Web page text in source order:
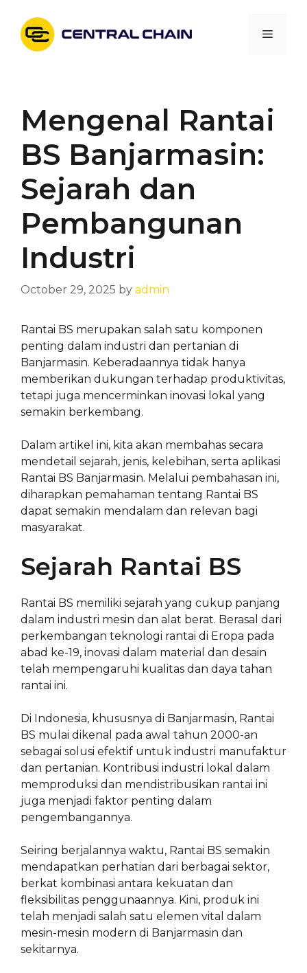
content
Menu
Mengenal Rantai
BS Banjarmasin:
Sejarah dan
Pembangunan
Industri
October 29, 2025 by admin
Rantai BS merupakan salah satu komponen
penting dalam industri dan pertanian di
Banjarmasin. Keberadaannya tidak hanya
memberikan dukungan terhadap produktivitas,
tetapi juga mencerminkan inovasi lokal yang
semakin berkembang.
Dalam artikel ini, kita akan membahas secara
mendetail sejarah, jenis, kelebihan, serta aplikasi
Rantai BS Banjarmasin. Melalui pembahasan ini,
diharapkan pemahaman tentang Rantai BS
dapat semakin mendalam dan relevan bagi
masyarakat.
Sejarah Rantai BS
Rantai BS memiliki sejarah yang cukup panjang
dalam industri mesin dan alat berat. Berasal dari
perkembangan teknologi rantai di Eropa pada
abad ke-19, inovasi dalam material dan desain
telah mempengaruhi kualitas dan daya tahan
rantai ini.
Di Indonesia, khususnya di Banjarmasin, Rantai
BS mulai dikenal pada awal tahun 2000-an
sebagai solusi efektif untuk industri manufaktur
dan pertanian. Kontribusi industri lokal dalam
memproduksi dan mendistribusikan rantai ini
juga menjadi faktor penting dalam
pengembangannya.
Seiring berjalannya waktu, Rantai BS semakin
mendapatkan perhatian dari berbagai sektor,
berkat kombinasi antara kekuatan dan
fleksibilitas penggunaannya. Kini, produk ini
telah menjadi salah satu elemen vital dalam
mesin-mesin modern di Banjarmasin dan
sekitarnya.